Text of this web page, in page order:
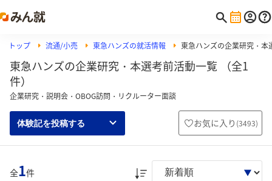
トップ 流通/小売 東急ハンズの就活情報 東急ハンズの企業研究・本
東急ハンズの企業研究・本選考前活動一覧 （全1
件）
企業研究・説明会・OBOG訪問・リクルーター面談
体験記を投稿する お気に入り (3493)
全1件